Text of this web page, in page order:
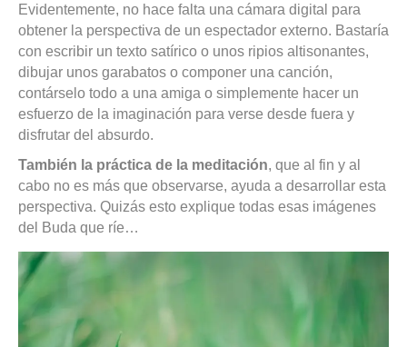
Evidentemente, no hace falta una cámara digital para
obtener la perspectiva de un espectador externo. Bastaría
con escribir un texto satírico o unos ripios altisonantes,
dibujar unos garabatos o componer una canción,
contárselo todo a una amiga o simplemente hacer un
esfuerzo de la imaginación para verse desde fuera y
disfrutar del absurdo.
También la práctica de la meditación, que al fin y al
cabo no es más que observarse, ayuda a desarrollar esta
perspectiva. Quizás esto explique todas esas imágenes
del Buda que ríe…